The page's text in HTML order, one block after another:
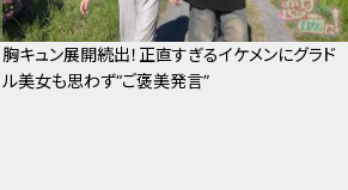
胸キュン展開続出！正直すぎるイケメンにグラド
ル美女も思わず“ご褒美発言”